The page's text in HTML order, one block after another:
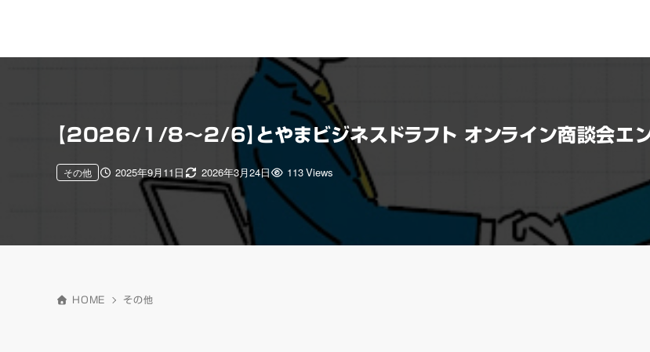
【2026/1/8～2/6】とやまビジネスドラフト オンライン商談会エン
2025年9月11日 2026年3月24日
その他 113 Views
HOME その他